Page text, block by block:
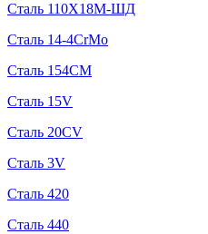
Сталь 110Х18М-ШД
Сталь 14-4CrMo
Сталь 154CM
Сталь 15V
Сталь 20CV
Сталь 3V
Сталь 420
Сталь 440